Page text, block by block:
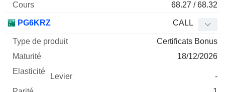
68.27 / 68.32
PG6KRZ CALL
Certificats Bonus
18/12/2026
-